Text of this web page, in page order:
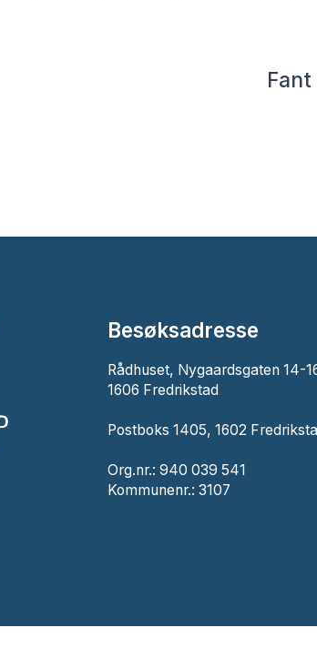
Besøksadresse
Rådhuset, Nygaardsgaten 14-
1606 Fredrikstad
Postboks 1405, 1602
Org.nr.: 940 039 541
Kommunenr.: 3107